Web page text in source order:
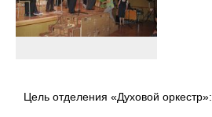
Цель отделения «Духовой оркестр»: